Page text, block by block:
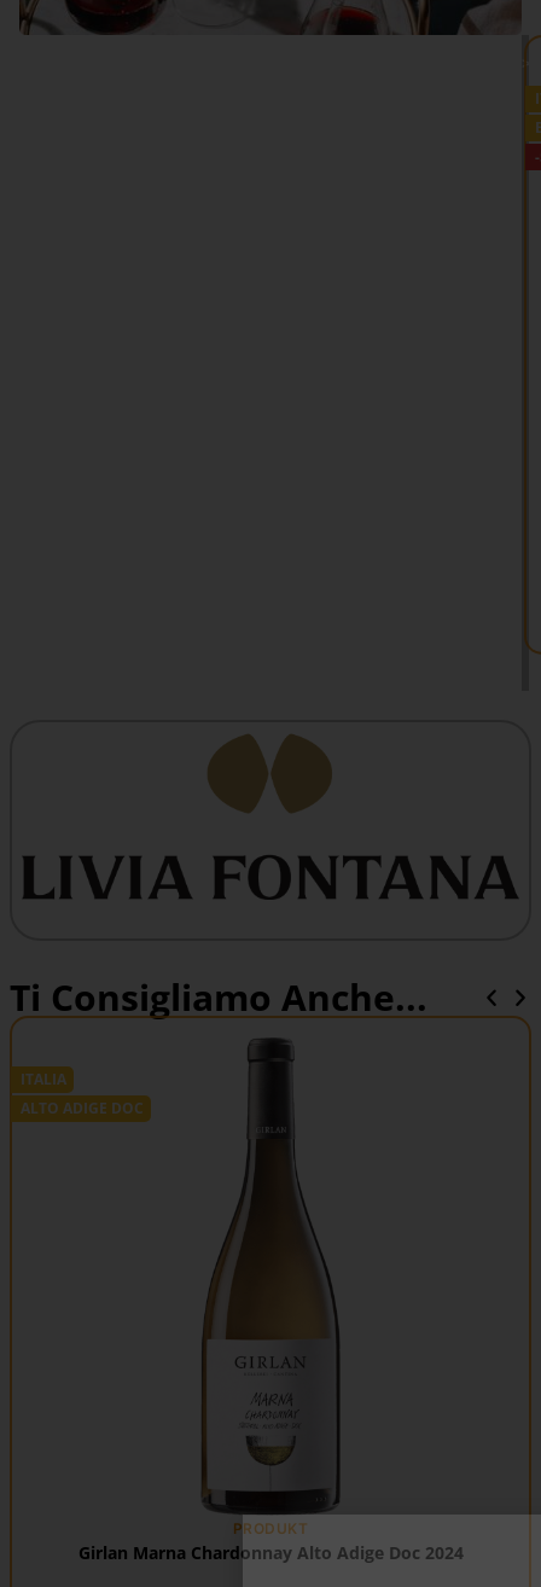
Ti Consigliamo Anche...
ITALIA
ALTO ADIGE DOC
PRODUKT
Girlan Marna Chardonnay Alto Adige Doc 2024